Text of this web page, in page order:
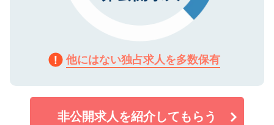
他にはない独占求人を多数保有
非公開求人を紹介してもらう